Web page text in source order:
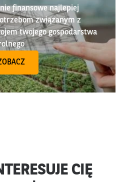
finansowe najlepiej
związanym z
twojego gospodarstwa
CIĘ